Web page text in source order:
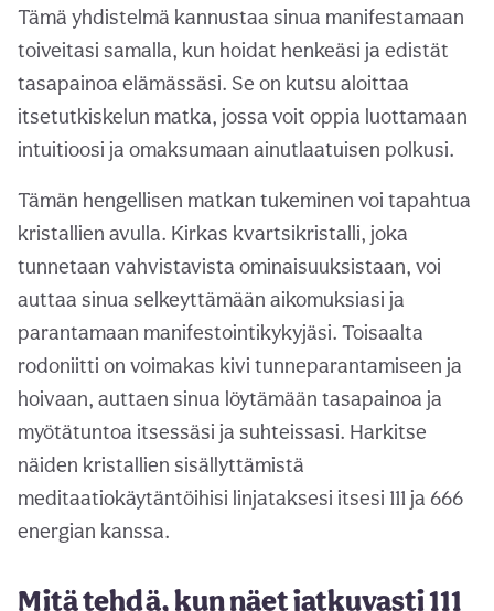
Tämä yhdistelmä kannustaa sinua manifestamaan
toiveitasi samalla, kun hoidat henkeäsi ja edistät
tasapainoa elämässäsi. Se on kutsu aloittaa
itsetutkiskelun matka, jossa voit oppia luottamaan
intuitioosi ja omaksumaan ainutlaatuisen polkusi.
Tämän hengellisen matkan tukeminen voi tapahtua
kristallien avulla. Kirkas kvartsikristalli, joka
tunnetaan vahvistavista ominaisuuksistaan, voi
auttaa sinua selkeyttämään aikomuksiasi ja
parantamaan manifestointikykyjäsi. Toisaalta
rodoniitti on voimakas kivi tunneparantamiseen ja
hoivaan, auttaen sinua löytämään tasapainoa ja
myötätuntoa itsessäsi ja suhteissasi. Harkitse
näiden kristallien sisällyttämistä
meditaatiokäytäntöihisi linjataksesi itsesi 111 ja 666
energian kanssa.
Mitä tehdä, kun näet jatkuvasti 111